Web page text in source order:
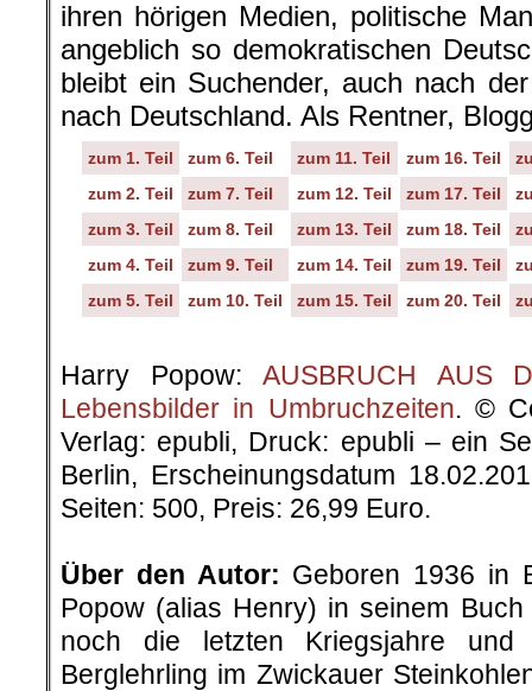
ihren hörigen Medien, politische
angeblich so demokratischen
bleibt ein Suchender, auch nach
nach Deutschland. Als Rentner,
zum 1. Teil zum 6. Teil zum 11. Teil zum 16. Teil
zum 2. Teil
zum 7. Teil zum 12. Teil zum 17. Teil
zum 3. Teil
zum 8. Teil zum 13. Teil zum 18. Teil
zum 4. Teil
zum 9. Teil zum 14. Teil zum 19. Teil
zum 5. Teil
zum 10. Teil zum 15. Teil zum 20. Teil
Harry Popow: AUSBRUCH AUS
Lebensbilder in Umbruchzeiten. ©
Verlag: epubli, Druck: epubli – ein
Berlin, Erscheinungsdatum
Seiten: 500, Preis: 26,99 Euro.
Über den Autor: Geboren 1936 in
Popow (alias Henry) in seinem Buch
noch die letzten Kriegsjahre
Berglehrling im Zwickauer